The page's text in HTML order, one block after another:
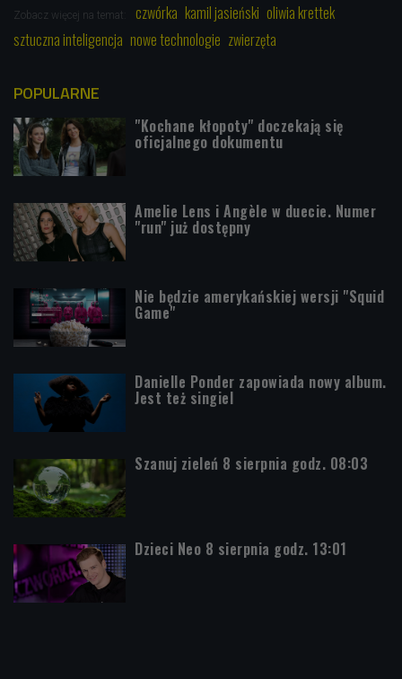
Zobacz więcej na temat: czwórka kamil jasieński oliwia krettek
sztuczna inteligencja nowe technologie zwierzęta
POPULARNE
"Kochane kłopoty" doczekają się
oficjalnego dokumentu
Amelie Lens i Angèle w duecie. Numer
"run" już dostępny
Nie będzie amerykańskiej wersji "Squid
Game"
Danielle Ponder zapowiada nowy album.
Jest też singiel
Szanuj zieleń 8 sierpnia godz. 08:03
Dzieci Neo 8 sierpnia godz. 13:01